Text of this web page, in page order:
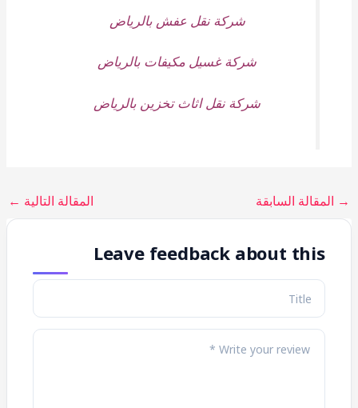
شركة نقل عفش بالرياض
شركة غسيل مكيفات بالرياض
شركة نقل اثاث تخزين بالرياض
→ المقالة السابقة المقالة التالية ←
Leave feedback about this